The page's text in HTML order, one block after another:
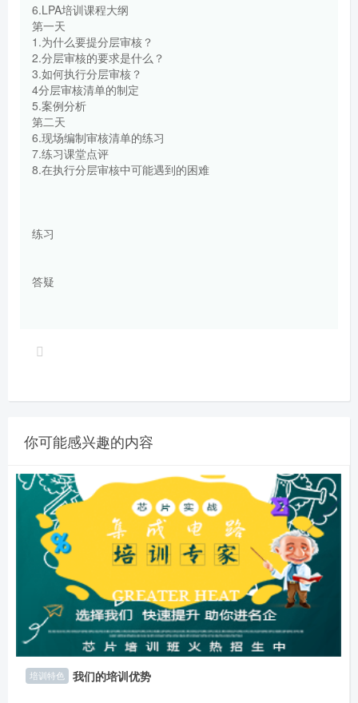
6.LPA培训课程大纲
第一天
1.为什么要提分层审核？
2.分层审核的要求是什么？
3.如何执行分层审核？
4分层审核清单的制定
5.案例分析
第二天
6.现场编制审核清单的练习
7.练习课堂点评
8.在执行分层审核中可能遇到的困难
练习
答疑
你可能感兴趣的内容
培训特色 我们的培训优势